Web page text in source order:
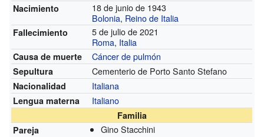
Nacimiento
18 de junio de 1943
Bolonia, Reino de Italia
Fallecimiento
5 de julio de 2021
Roma, Italia
Causa de muerte Cáncer de pulmón
Sepultura Cementerio de Porto Santo Stefano
Nacionalidad Italiana
Lengua materna Italiano
Familia
Pareja
Gino Stacchini